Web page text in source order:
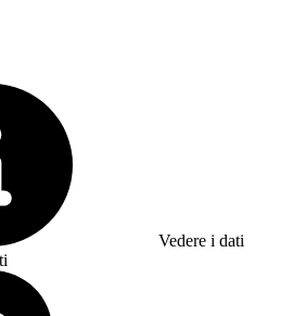
Vedere i dati